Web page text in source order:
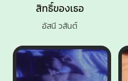
สิทธิ์ของเธอ
อัสนี วสันต์